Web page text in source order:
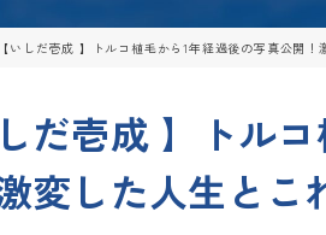
【いしだ壱成 】トルコ植毛から1年経過後の写真公開
しだ壱成 】トル
変した人生とこ